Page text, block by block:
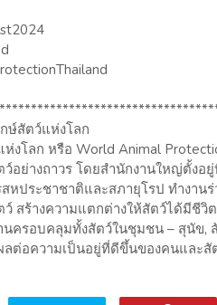
ษ์สัตว์แห่งโลก
งโลก หรือ World Animal
อย่างถาวร โดยสำนักงานใหญ่ตั้ง
หประชาชาติและสภายุโรป ทำงาน
สร้างความแตกต่างให้สัตว์ได้มีชี
นครอบคลุมทั้งสัตว์ในชุมชน – สุนัข,
ต่อความเป็นอยู่ที่ดีขึ้นของคนและสั